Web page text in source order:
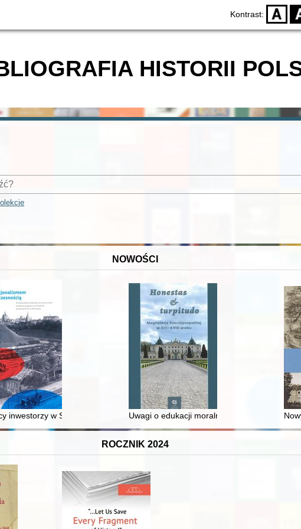
Kontrast: D
HISTORII
NOWOŚCI
inwestorzy w Sopocie : prestiż finansowy i towarzyski lokalnego
Uwagi o edukacji moralnej synów
ROCZNIK 2024